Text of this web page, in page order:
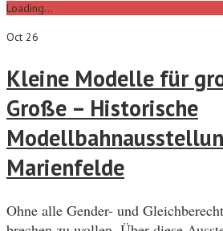
Loading...
Oct 26
Kleine Modelle für
Große – Historische
Marienfelde
Ohne alle Gender- und